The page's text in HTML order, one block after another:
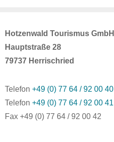
Hotzenwald Tourismus GmbH
Hauptstraße 28
79737 Herrischried
Telefon +49 (0) 77 64 / 92 00 40
Telefon +49 (0) 77 64 / 92 00 41
Fax +49 (0) 77 64 / 92 00 42